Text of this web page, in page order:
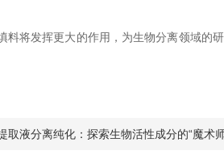
将发挥更大的作用，为生物分离领域的
取液分离纯化：探索生物活性成分的“魔术